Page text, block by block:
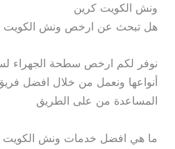
ونش الكويت كرين
هل تبحث عن ارخص ونش الكويت
نوفر لكم ارخص سطحة الجهراء
أنواعها ونعمل من خلال افضل
المساعدة من على الطريق
ما هي افضل خدمات ونش الكويت